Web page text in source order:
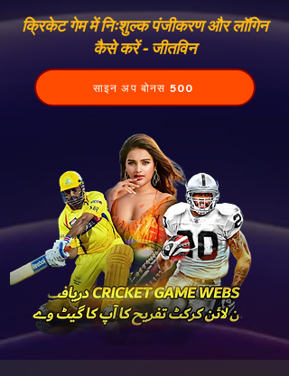
क्रिकेट गेम में निःशुल्क पंजीकरण और लॉगिन
कैसे करें - जीतविन
साइन अप बोनस 500